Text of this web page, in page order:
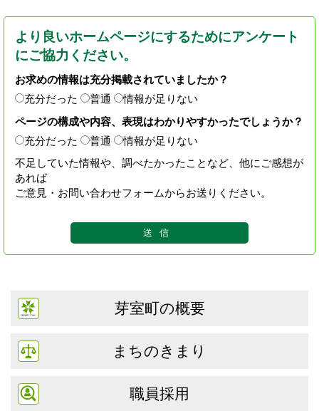
より良いホームページにするためにアンケート
にご協力ください。
お求めの情報は充分掲載されていましたか？
充分だった
普通
情報が足りない
ページの構成や内容、表現はわかりやすかったでしょうか？
充分だった
普通
情報が足りない
不足していた情報や、調べたかったことなど、他にご感想が
あれば
ご意見・お問い合わせフォームからお送りください。
芽室町の概要
まちのきまり
職員採用